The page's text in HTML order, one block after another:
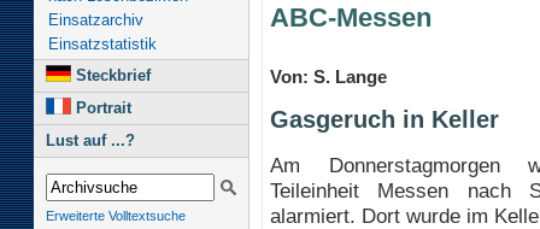
Einsatzarchiv
Einsatzstatistik
Steckbrief
Portrait
Lust auf ...?
Erweiterte Volltextsuche
ABC-Messen
Von: S. Lange
Gasgeruch in Keller
Am Donnerstagmorgen
Teileinheit Messen nach
alarmiert. Dort wurde im